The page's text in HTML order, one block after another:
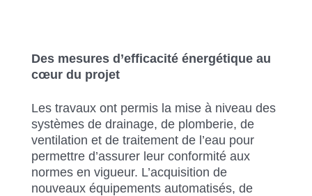
Des mesures d’efficacité énergétique au
cœur du projet
Les travaux ont permis la mise à niveau des
systèmes de drainage, de plomberie, de
ventilation et de traitement de l’eau pour
permettre d’assurer leur conformité aux
normes en vigueur. L’acquisition de
nouveaux équipements automatisés, de